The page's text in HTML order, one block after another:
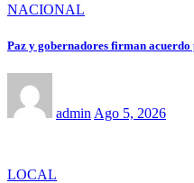
NACIONAL
Paz y gobernadores firman
admin Ago 5, 2026
LOCAL